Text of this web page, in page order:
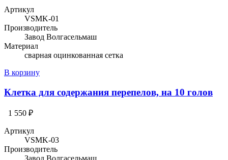
Артикул
VSMK-01
Производитель
Завод Волгасельмаш
Материал
сварная оцинкованная сетка
В корзину
Клетка для содержания перепелов, на 10 голов
1 550 ₽
Артикул
VSMK-03
Производитель